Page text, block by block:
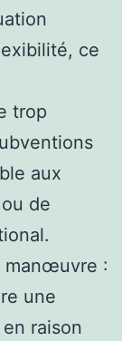
ce
trop
aux
de
manœuvre :
une
raison